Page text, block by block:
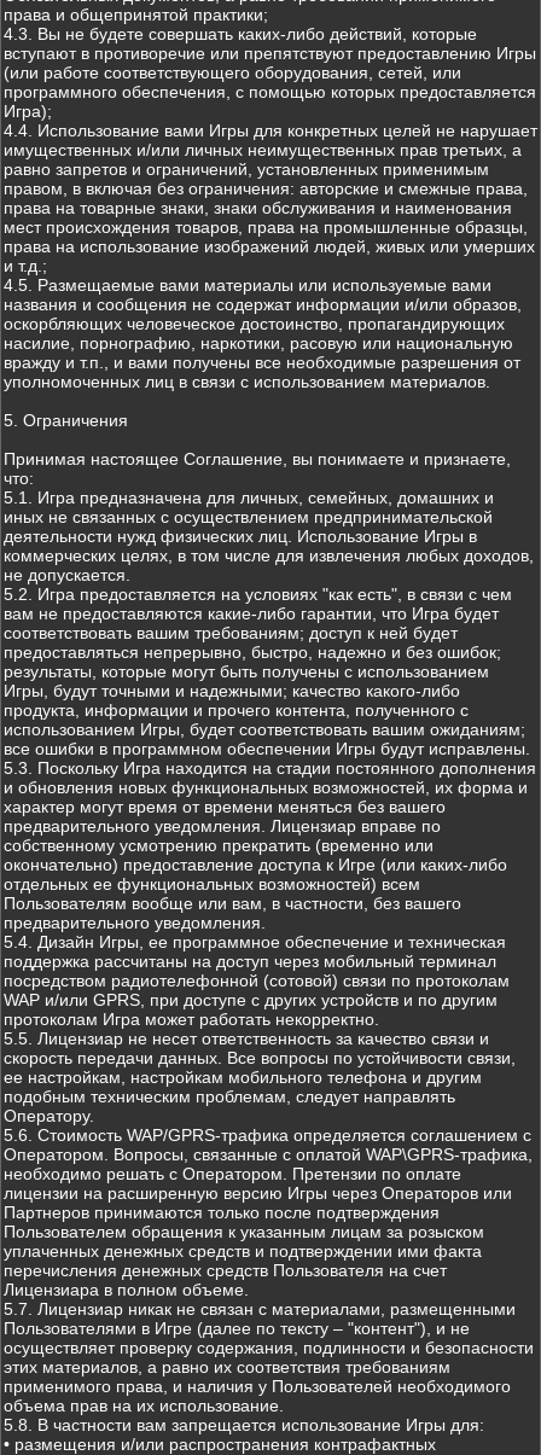
права и общепринятой практики;
4.3. Вы не будете совершать каких-либо действий, которые
вступают в противоречие или препятствуют предоставлению Игры
(или работе соответствующего оборудования, сетей, или
программного обеспечения, с помощью которых предоставляется
Игра);
4.4. Использование вами Игры для конкретных целей не нарушает
имущественных и/или личных неимущественных прав третьих, а
равно запретов и ограничений, установленных применимым
правом, в включая без ограничения: авторские и смежные права,
права на товарные знаки, знаки обслуживания и наименования
мест происхождения товаров, права на промышленные образцы,
права на использование изображений людей, живых или умерших
и т.д.;
4.5. Размещаемые вами материалы или используемые вами
названия и сообщения не содержат информации и/или образов,
оскорбляющих человеческое достоинство, пропагандирующих
насилие, порнографию, наркотики, расовую или национальную
вражду и т.п., и вами получены все необходимые разрешения от
уполномоченных лиц в связи с использованием материалов.
5. Ограничения
Принимая настоящее Соглашение, вы понимаете и признаете,
что:
5.1. Игра предназначена для личных, семейных, домашних и
иных не связанных с осуществлением предпринимательской
деятельности нужд физических лиц. Использование Игры в
коммерческих целях, в том числе для извлечения любых доходов,
не допускается.
5.2. Игра предоставляется на условиях "как есть", в связи с чем
вам не предоставляются какие-либо гарантии, что Игра будет
соответствовать вашим требованиям; доступ к ней будет
предоставляться непрерывно, быстро, надежно и без ошибок;
результаты, которые могут быть получены с использованием
Игры, будут точными и надежными; качество какого-либо
продукта, информации и прочего контента, полученного с
использованием Игры, будет соответствовать вашим ожиданиям;
все ошибки в программном обеспечении Игры будут исправлены.
5.3. Поскольку Игра находится на стадии постоянного дополнения
и обновления новых функциональных возможностей, их форма и
характер могут время от времени меняться без вашего
предварительного уведомления. Лицензиар вправе по
собственному усмотрению прекратить (временно или
окончательно) предоставление доступа к Игре (или каких-либо
отдельных ее функциональных возможностей) всем
Пользователям вообще или вам, в частности, без вашего
предварительного уведомления.
5.4. Дизайн Игры, ее программное обеспечение и техническая
поддержка рассчитаны на доступ через мобильный терминал
посредством радиотелефонной (сотовой) связи по протоколам
WAP и/или GPRS, при доступе с других устройств и по другим
протоколам Игра может работать некорректно.
5.5. Лицензиар не несет ответственность за качество связи и
скорость передачи данных. Все вопросы по устойчивости связи,
ее настройкам, настройкам мобильного телефона и другим
подобным техническим проблемам, следует направлять
Оператору.
5.6. Стоимость WAP/GPRS-трафика определяется соглашением с
Оператором. Вопросы, связанные с оплатой WAP\GPRS-трафика,
необходимо решать с Оператором. Претензии по оплате
лицензии на расширенную версию Игры через Операторов или
Партнеров принимаются только после подтверждения
Пользователем обращения к указанным лицам за розыском
уплаченных денежных средств и подтверждении ими факта
перечисления денежных средств Пользователя на счет
Лицензиара в полном объеме.
5.7. Лицензиар никак не связан с материалами, размещенными
Пользователями в Игре (далее по тексту – "контент"), и не
осуществляет проверку содержания, подлинности и безопасности
этих материалов, а равно их соответствия требованиям
применимого права, и наличия у Пользователей необходимого
объема прав на их использование.
5.8. В частности вам запрещается использование Игры для:
• размещения и/или распространения контрафактных